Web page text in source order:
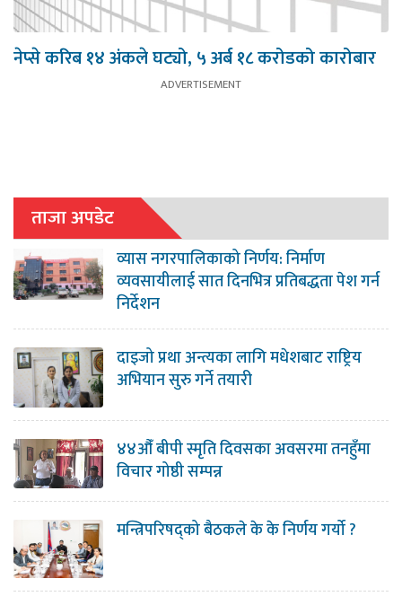
नेप्से करिब १४ अंकले घट्यो, ५ अर्ब १८ करोडको कारोबार
ताजा अपडेट
व्यास नगरपालिकाको निर्णय: निर्माण
व्यवसायीलाई सात दिनभित्र प्रतिबद्धता पेश गर्न
निर्देशन
दाइजो प्रथा अन्त्यका लागि मधेशबाट राष्ट्रिय
अभियान सुरु गर्ने तयारी
४४औँ बीपी स्मृति दिवसका अवसरमा तनहुँमा
विचार गोष्ठी सम्पन्न
मन्त्रिपरिषद्को बैठकले के के निर्णय गर्यो ?